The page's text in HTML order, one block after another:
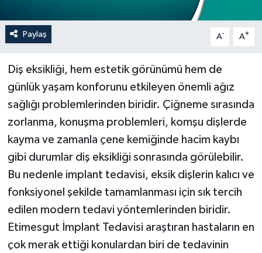
Paylaş A- A+
Diş eksikliği, hem estetik görünümü hem de
günlük yaşam konforunu etkileyen önemli ağız
sağlığı problemlerinden biridir. Çiğneme sırasında
zorlanma, konuşma problemleri, komşu dişlerde
kayma ve zamanla çene kemiğinde hacim kaybı
gibi durumlar diş eksikliği sonrasında görülebilir.
Bu nedenle implant tedavisi, eksik dişlerin kalıcı ve
fonksiyonel şekilde tamamlanması için sık tercih
edilen modern tedavi yöntemlerinden biridir.
Etimesgut İmplant Tedavisi araştıran hastaların en
çok merak ettiği konulardan biri de tedavinin